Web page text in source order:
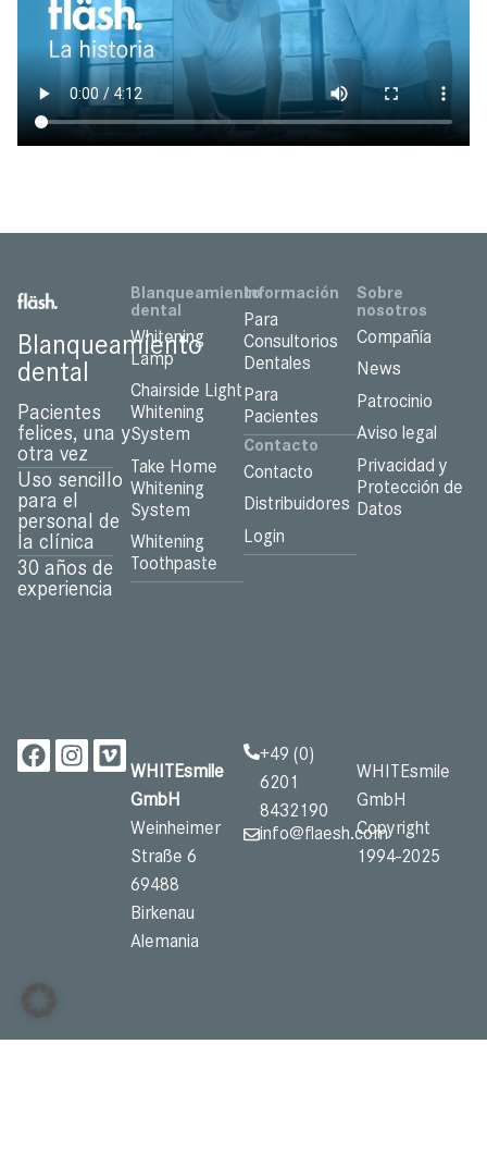
Blanqueamiento
dental
Pacientes
felices, una y
otra vez
Uso sencillo
para el
personal de
la clínica
30 años de
experiencia
Blanqueamiento
dental
Whitening
Lamp
Chairside Light
Whitening
System
Take Home
Whitening
System
Whitening
Toothpaste
Información
Para
Consultorios
Dentales
Para
Pacientes
Contacto
Contacto
Distribuidores
Login
Sobre
nosotros
Compañía
News
Patrocinio
Aviso legal
Privacidad y
Protección de
Datos
WHITEsmile
GmbH
Weinheimer
Straße 6
69488
Birkenau
Alemania
+49 (0)
6201
8432190
info@flaesh.com
WHITEsmile
GmbH
Copyright
1994-2025